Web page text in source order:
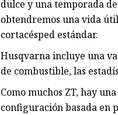
dulce y una temporada
obtendremos una vida
cortacésped estándar.
Husqvarna incluye una
de combustible, las
Como muchos ZT, hay
configuración basada en